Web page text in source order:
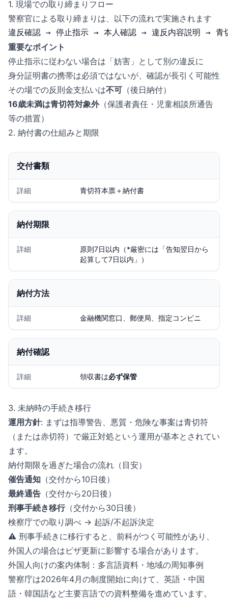
1. 現場での取り締まりフロー
警察官による取り締まりは、以下の流れで実施されます
重要なポイント
停止指示に従わない場合は「妨害」として別の違反に
身分証明書の携帯は必須ではないが、確認が長引く可能性
その場での反則金支払いは不可 （後日納付）
16歳未満は青切符対象外（保護者責任・児童相談所通告
等の措置）
2. 納付書の仕組みと期限
交付書類
詳細 青切符本票＋納付書
納付期限
詳細
原則7日以内（*厳密には「告知翌日から
起算して7日以内」）
納付方法
詳細 金融機関窓口、郵便局、指定コンビニ
納付確認
詳細 領収書は必ず保管
3. 未納時の手続き移行
運用方針: まずは指導警告、悪質・危険な事案は青切符
（または赤切符）で厳正対処という運用が基本とされてい
ます。
納付期限を過ぎた場合の流れ（目安）
催告通知 （交付から10日後）
最終通告 （交付から20日後）
刑事手続き移行（交付から30日後）
検察庁での取り調べ → 起訴/不起訴決定
⚠️ 刑事手続きに移行すると、前科がつく可能性があり、
外国人の場合はビザ更新に影響する場合があります。
外国人向けの案内体制：多言語資料・地域の周知事例
警察庁は2026年4月の制度開始に向けて、英語・中国
語・韓国語など主要言語での資料整備を進めています。